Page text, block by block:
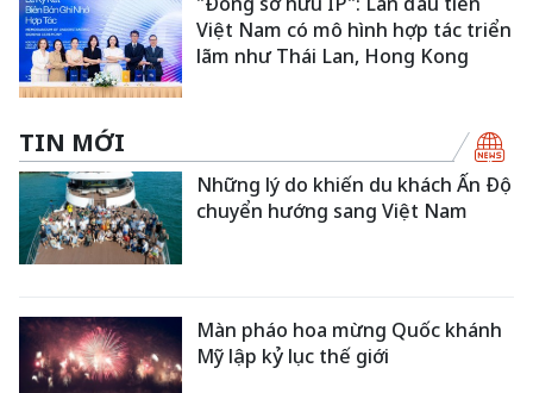
Việt Nam có mô hình hợp tác triển
lãm như Thái Lan, Hong Kong
TIN MỚI
Những lý do khiến du khách Ấn Độ
chuyển hướng sang Việt Nam
Màn pháo hoa mừng Quốc khánh
Mỹ lập kỷ lục thế giới